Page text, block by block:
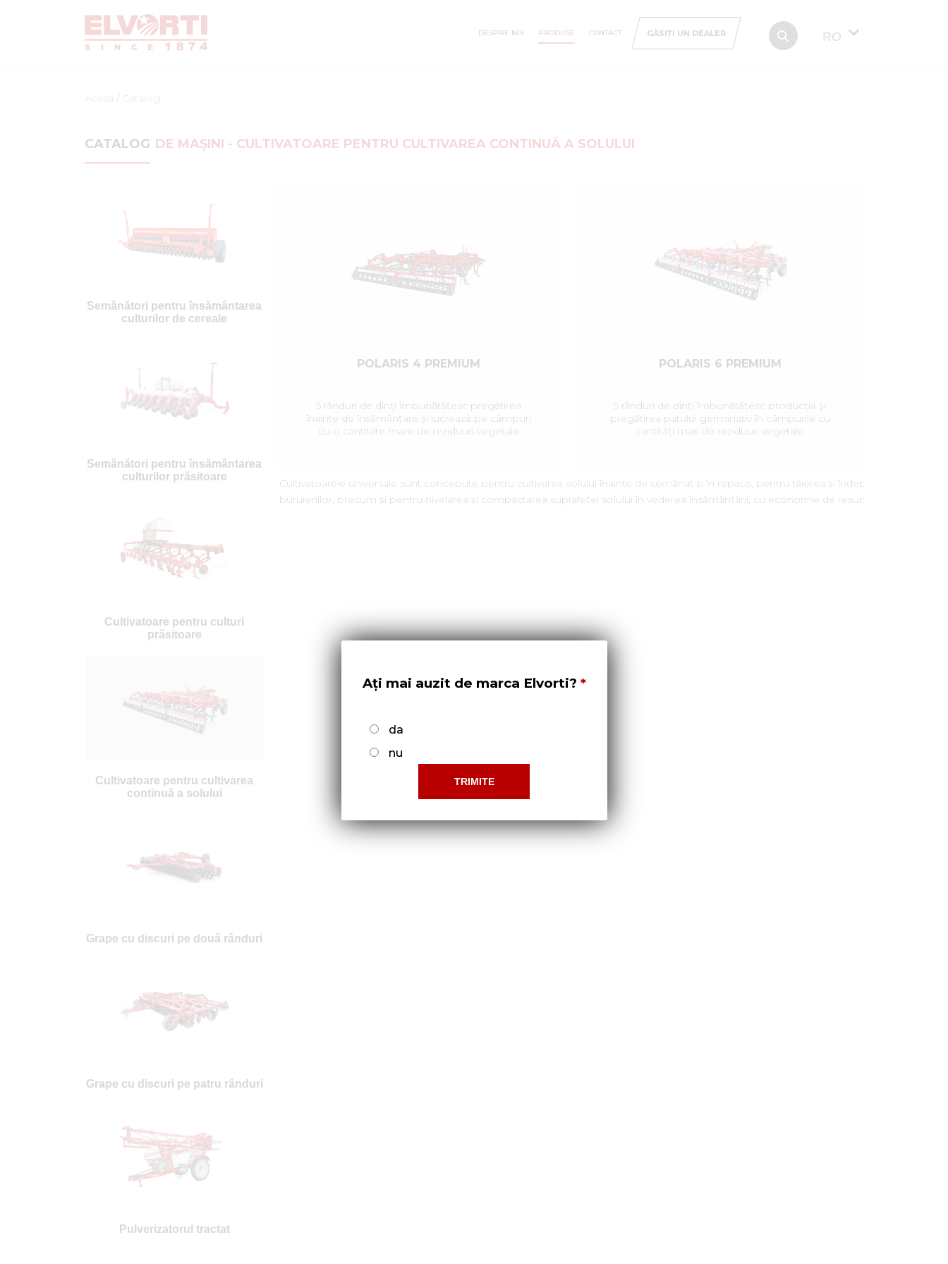
DESPRE NOI PRODUSE CONTACT GĂSIȚI UN DEALER RO
Acasa / Catalog
CATALOG DE MAȘINI - CULTIVATOARE PENTRU CULTIVAREA CONTINUĂ A SOLULUI
Semănători pentru însământarea
culturilor de cereale
Semănători pentru însământarea
culturilor prăsitoare
Cultivatoare pentru culturi
prăsitoare
Cultivatoare pentru cultivarea
continuă a solului
Grape cu discuri pe două rânduri
Grape cu discuri pe patru rânduri
Pulverizatorul tractat
POLARIS 4 PREMIUM
5 rânduri de dinți îmbunătățesc pregătirea
înainte de însămânțare și lucrează pe câmpuri
cu o cantitate mare de reziduuri vegetale
pentru culturi cerealiere, industriale și furajere; -
tăierea și pieptănarea buruienilor; - nivelarea și
compactarea suprafeței solului; - pregătirea
POLARIS 6 PREMIUM
5 rânduri de dinți îmbunătățesc producția și
pregătirea patului germinativ în câmpurile cu
cantități mari de reziduuri vegetale
Cultivatoarele universale sunt concepute pentru cultivarea solului înainte de semănat și în repaus, pentru tăierea și îndepărtarea
buruienilor, precum și pentru nivelarea și compactarea suprafeței solului în vederea însămânțării, cu economie de resurse.
Ați mai auzit de marca Elvorti?
da
nu